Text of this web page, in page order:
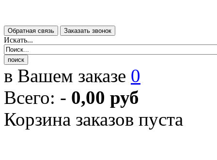
Искать...
в Вашем заказе 0
Всего: - 0,00 руб
Корзина заказов пуста